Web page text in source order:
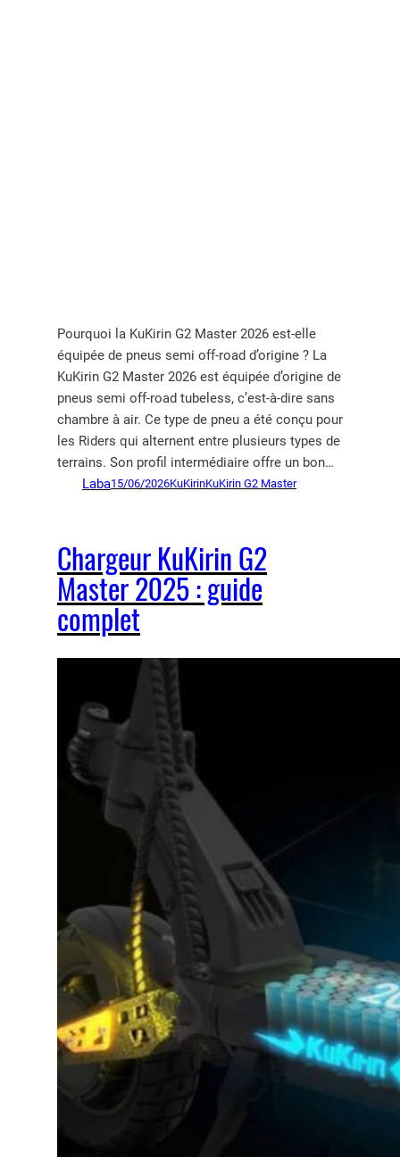
Pourquoi la KuKirin G2 Master 2026 est-elle
équipée de pneus semi off-road d’origine ? La
KuKirin G2 Master 2026 est équipée d’origine de
pneus semi off-road tubeless, c’est-à-dire sans
chambre à air. Ce type de pneu a été conçu pour
les Riders qui alternent entre plusieurs types de
terrains. Son profil intermédiaire offre un bon…
Laba15/06/2026KuKirinKuKirin G2 Master
Chargeur KuKirin G2
Master 2025 : guide
complet